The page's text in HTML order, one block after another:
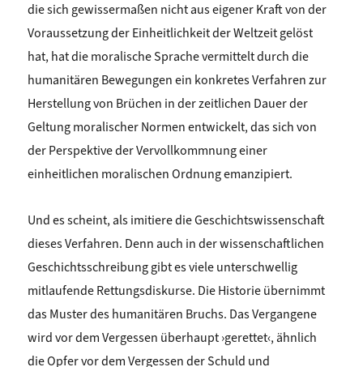
die sich gewissermaßen nicht aus eigener Kraft von der
Voraussetzung der Einheitlichkeit der Weltzeit gelöst
hat, hat die moralische Sprache vermittelt durch die
humanitären Bewegungen ein konkretes Verfahren zur
Herstellung von Brüchen in der zeitlichen Dauer der
Geltung moralischer Normen entwickelt, das sich von
der Perspektive der Vervollkommnung einer
einheitlichen moralischen Ordnung emanzipiert.
Und es scheint, als imitiere die Geschichtswissenschaft
dieses Verfahren. Denn auch in der wissenschaftlichen
Geschichtsschreibung gibt es viele unterschwellig
mitlaufende Rettungsdiskurse. Die Historie übernimmt
das Muster des humanitären Bruchs. Das Vergangene
wird vor dem Vergessen überhaupt ›gerettet‹, ähnlich
die Opfer vor dem Vergessen der Schuld und